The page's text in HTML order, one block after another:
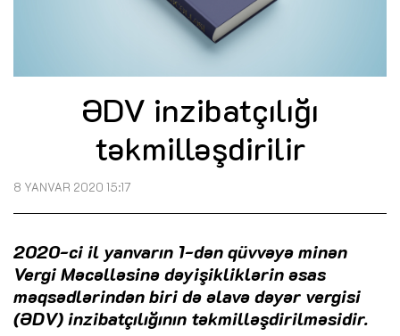
ƏDV inzibatçılığı
təkmilləşdirilir
8 YANVAR 2020 15:17
2020-ci il yanvarın 1-dən qüvvəyə minən
Vergi Məcəlləsinə dəyişikliklərin əsas
məqsədlərindən biri də əlavə dəyər vergisi
(ƏDV) inzibatçılığının təkmilləşdirilməsidir.